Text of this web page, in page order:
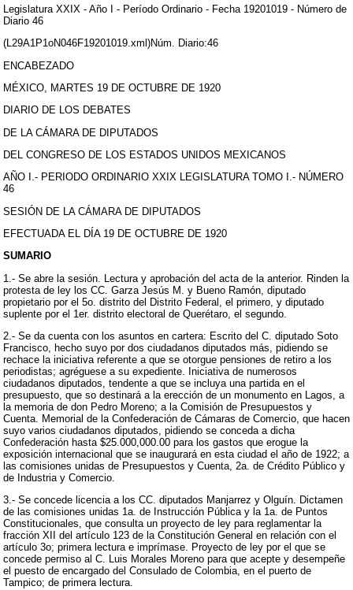
Legislatura XXIX - Año I - Período Ordinario - Fecha 19201019 - Número de
Diario 46
(L29A1P1oN046F19201019.xml)Núm. Diario:46
ENCABEZADO
MÉXICO, MARTES 19 DE OCTUBRE DE 1920
DIARIO DE LOS DEBATES
DE LA CÁMARA DE DIPUTADOS
DEL CONGRESO DE LOS ESTADOS UNIDOS MEXICANOS
AÑO I.- PERIODO ORDINARIO XXIX LEGISLATURA TOMO I.- NÚMERO
46
SESIÓN DE LA CÁMARA DE DIPUTADOS
EFECTUADA EL DÍA 19 DE OCTUBRE DE 1920
SUMARIO
1.- Se abre la sesión. Lectura y aprobación del acta de la anterior. Rinden la
protesta de ley los CC. Garza Jesús M. y Bueno Ramón, diputado
propietario por el 5o. distrito del Distrito Federal, el primero, y diputado
suplente por el 1er. distrito electoral de Querétaro, el segundo.
2.- Se da cuenta con los asuntos en cartera: Escrito del C. diputado Soto
Francisco, hecho suyo por dos ciudadanos diputados más, pidiendo se
rechace la iniciativa referente a que se otorgue pensiones de retiro a los
periodistas; agréguese a su expediente. Iniciativa de numerosos
ciudadanos diputados, tendente a que se incluya una partida en el
presupuesto, que so destinará a la erección de un monumento en Lagos, a
la memoria de don Pedro Moreno; a la Comisión de Presupuestos y
Cuenta. Memorial de la Confederación de Cámaras de Comercio, que hacen
suyo varios ciudadanos diputados, pidiendo se conceda a dicha
Confederación hasta $25.000,000.00 para los gastos que erogue la
exposición internacional que se inaugurará en esta ciudad el año de 1922; a
las comisiones unidas de Presupuestos y Cuenta, 2a. de Crédito Público y
de Industria y Comercio.
3.- Se concede licencia a los CC. diputados Manjarrez y Olguín. Dictamen
de las comisiones unidas 1a. de Instrucción Pública y la 1a. de Puntos
Constitucionales, que consulta un proyecto de ley para reglamentar la
fracción XII del artículo 123 de la Constitución General en relación con el
artículo 3o; primera lectura e imprímase. Proyecto de ley por el que se
concede permiso al C. Luis Morales Moreno para que acepte y desempeñe
el puesto de encargado del Consulado de Colombia, en el puerto de
Tampico; de primera lectura.